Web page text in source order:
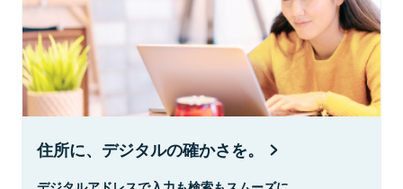
住所に、デジタルの確かさを。